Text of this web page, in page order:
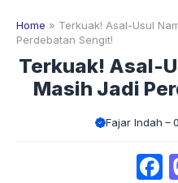
Home » Terkuak! Asal-Usul
Perdebatan Sengit!
Terkuak! Asal-
Masih Jadi
Fajar Indah